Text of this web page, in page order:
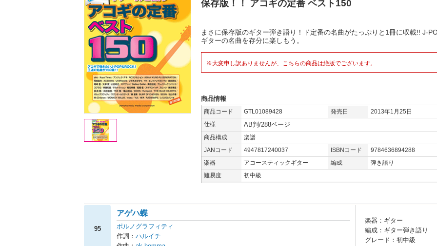
保存版！！ アコギの定番 ベスト150
まさに保存版のギター弾き語り！ド定番の名曲がたっぷりと1冊に収載!! J-
ギターの名曲を存分に楽しもう。
※大変申し訳ありませんが、こちらの商品は絶版でございます。
商品情報
商品コード GTL01089428 発売日
2013年1月25日
仕様
AB判/288ページ
商品構成
楽譜
JANコード
4947817240037 ISBNコード
9784636894288
楽器
アコースティックギター 編成
弾き語り
難易度
初中級
95
アゲハ蝶
ポルノグラフィティ
作詞： ハルイチ
楽器：ギター
編成：ギター弾き語り
グレード：初中級